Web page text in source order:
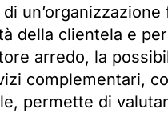
un’organizzazione
della clientela e
arredo, la
complementari,
permette di